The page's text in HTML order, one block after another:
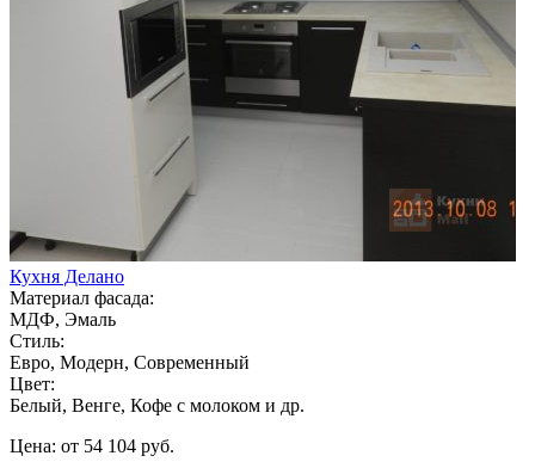
Кухня Делано
Материал фасада:
МДФ, Эмаль
Стиль:
Евро, Модерн, Современный
Цвет:
Белый, Венге, Кофе с молоком и др.
Цена: от 54 104 руб.